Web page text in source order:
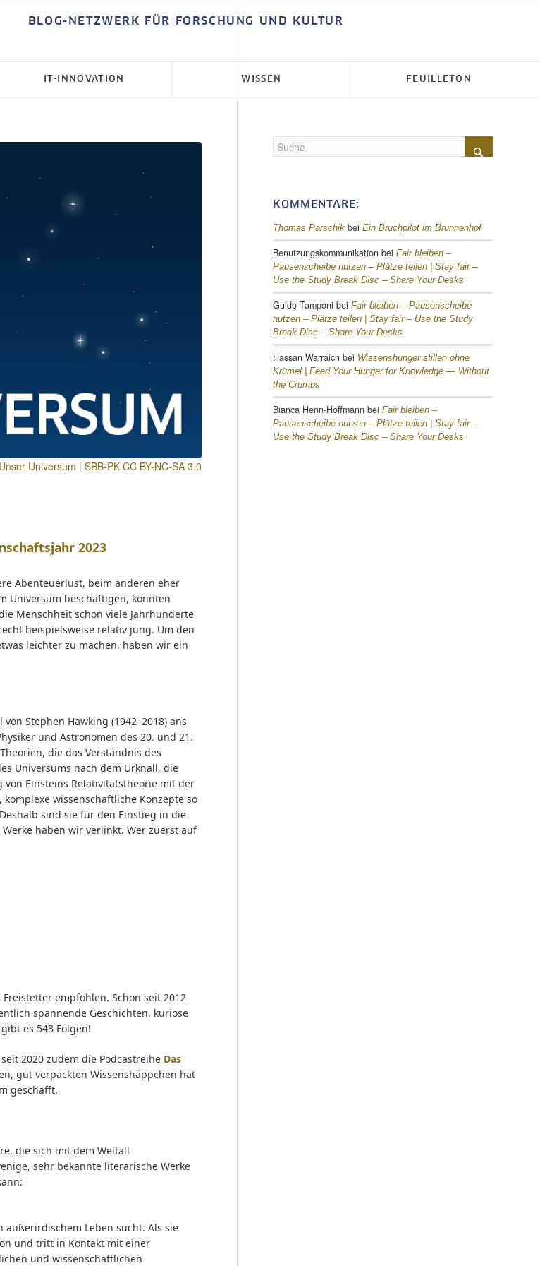
BLOG-NETZWERK FÜR FORSCHUNG UND KULTUR
IT-INNOVATION WISSEN FEUILLETON
Unser Universum | SBB-PK CC BY-NC-SA 3.0
2023
Abenteuerlust, beim anderen eher
Universum beschäftigen, könnten
Menschheit schon viele Jahrhunderte
beispielsweise relativ jung. Um den
leichter zu machen, haben wir ein
Stephen Hawking (1942–2018) ans
und Astronomen des 20. und 21.
die das Verständnis des
Universums nach dem Urknall, die
Einsteins Relativitätstheorie mit der
wissenschaftliche Konzepte so
sind sie für den Einstieg in die
haben wir verlinkt. Wer zuerst auf
Freistetter empfohlen. Schon seit 2012
spannende Geschichten, kuriose
es 548 Folgen!
2020 zudem die Podcastreihe Das
gut verpackten Wissenshäppchen hat
geschafft.
die sich mit dem Weltall
sehr bekannte literarische Werke
außerirdischem Leben sucht. Als sie
und tritt in Kontakt mit einer
und wissenschaftlichen
KOMMENTARE:
Thomas Parschik bei Ein Bruchpilot im Brunnenhof
Benutzungskommunikation bei Fair bleiben –
Pausenscheibe nutzen – Plätze teilen | Stay fair –
Use the Study Break Disc – Share Your Desks
Guido Tamponi bei Fair bleiben – Pausenscheibe
nutzen – Plätze teilen | Stay fair – Use the Study
Break Disc – Share Your Desks
Hassan Warraich bei Wissenshunger stillen ohne
Krümel | Feed Your Hunger for Knowledge — Without
the Crumbs
Bianca Henn-Hoffmann bei Fair bleiben –
Pausenscheibe nutzen – Plätze teilen | Stay fair –
Use the Study Break Disc – Share Your Desks